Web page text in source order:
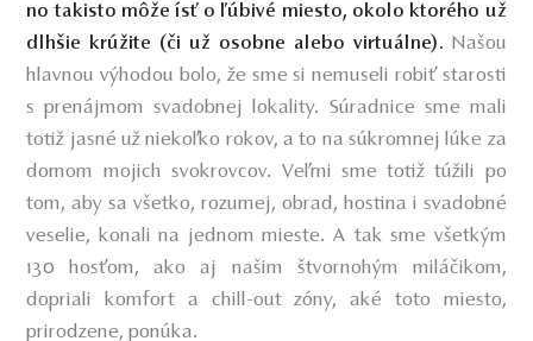
no takisto môže ísť o ľúbivé miesto, okolo ktorého už
dlhšie krúžite (či už osobne alebo virtuálne). Našou
hlavnou výhodou bolo, že sme si nemuseli robiť starosti
s prenájmom svadobnej lokality. Súradnice sme mali
totiž jasné už niekoľko rokov, a to na súkromnej lúke za
domom mojich svokrovcov. Veľmi sme totiž túžili po
tom, aby sa všetko, rozumej, obrad, hostina i svadobné
veselie, konali na jednom mieste. A tak sme všetkým
130 hosťom, ako aj našim štvornohým miláčikom,
dopriali komfort a chill-out zóny, aké toto miesto,
prirodzene, ponúka.